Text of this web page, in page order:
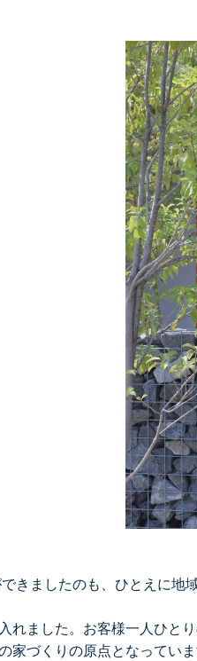
きましたのも、ひとえに地
れました。お客様一人ひと
づくりの原点となっていま